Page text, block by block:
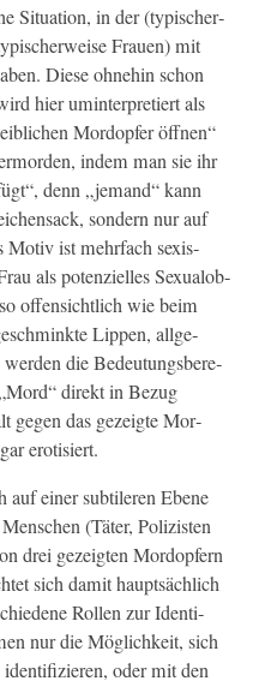
Sit­u­a­tion, in der (typ­is­cher­
Frauen) mit
Diese ohne­hin schon
hier uminter­pretiert als
Mor­dopfer öff­nen“
indem man sie ihr
denn „jemand“ kann
son­dern nur auf
Motiv ist mehrfach sex­is­
als poten­zielles Sex­u­alob­
offen­sichtlich wie beim
Lip­pen, all­ge­
die Bedeu­tungs­bere­
direkt in Bezug
gegen das gezeigte Mor­
erotisiert.
auf ein­er sub­til­eren Ebene
(Täter, Polizis­ten
drei gezeigten Mor­dopfern
sich damit haupt­säch­lich
Rollen zur Iden­ti­
nur die Möglichkeit, sich
oder mit den